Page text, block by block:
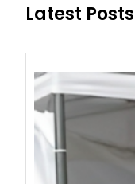
Latest Posts